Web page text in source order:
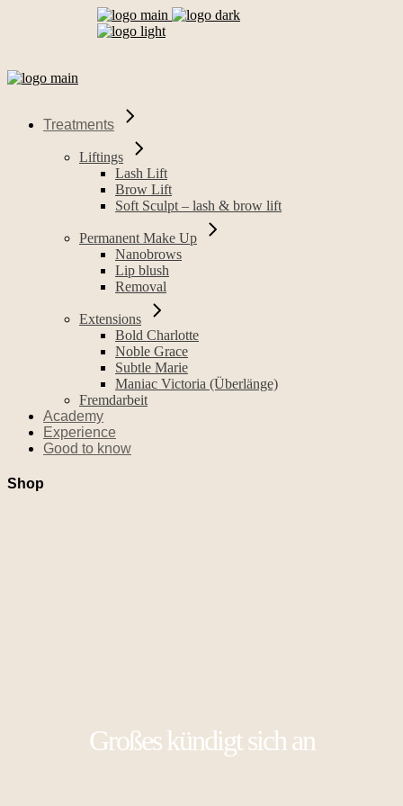
Treatments
Liftings
Lash Lift
Brow Lift
Soft Sculpt – lash & brow lift
Permanent Make Up
Nanobrows
Lip blush
Removal
Extensions
Bold Charlotte
Noble Grace
Subtle Marie
Maniac Victoria (Überlänge)
Fremdarbeit
Academy
Experience
Good to know
Shop
Großes kündigt sich an